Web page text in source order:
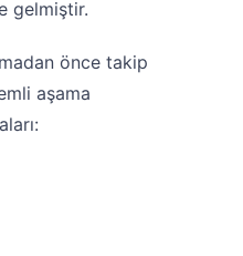
gelmiştir.
önce takip
aşama